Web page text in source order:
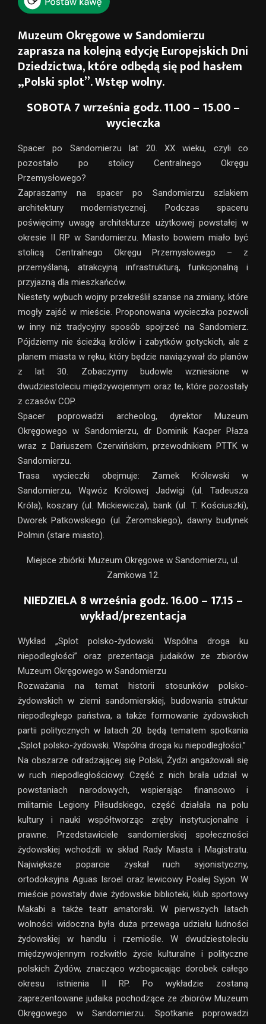
Muzeum Okręgowe w Sandomierzu
zaprasza na kolejną edycję Europejskich Dni
Dziedzictwa, które odbędą się pod hasłem
„Polski splot”. Wstęp wolny.
SOBOTA 7 września godz. 11.00 – 15.00 –
wycieczka
Spacer po Sandomierzu lat 20. XX wieku, czyli co
pozostało po stolicy Centralnego Okręgu
Przemysłowego?
Zapraszamy na spacer po Sandomierzu szlakiem
architektury modernistycznej. Podczas spaceru
poświęcimy uwagę architekturze użytkowej powstałej w
okresie II RP w Sandomierzu. Miasto bowiem miało być
stolicą Centralnego Okręgu Przemysłowego – z
przemyślaną, atrakcyjną infrastrukturą, funkcjonalną i
przyjazną dla mieszkańców.
Niestety wybuch wojny przekreślił szanse na zmiany, które
mogły zajść w mieście. Proponowana wycieczka pozwoli
w inny niż tradycyjny sposób spojrzeć na Sandomierz.
Pójdziemy nie ścieżką królów i zabytków gotyckich, ale z
planem miasta w ręku, który będzie nawiązywał do planów
z lat 30. Zobaczymy budowle wzniesione w
dwudziestoleciu międzywojennym oraz te, które pozostały
z czasów COP.
Spacer poprowadzi archeolog, dyrektor Muzeum
Okręgowego w Sandomierzu, dr Dominik Kacper Płaza
wraz z Dariuszem Czerwińskim, przewodnikiem PTTK w
Sandomierzu.
Trasa wycieczki obejmuje: Zamek Królewski w
Sandomierzu, Wąwóz Królowej Jadwigi (ul. Tadeusza
Króla), koszary (ul. Mickiewicza), bank (ul. T. Kościuszki),
Dworek Patkowskiego (ul. Żeromskiego), dawny budynek
Polmin (stare miasto).
Miejsce zbiórki: Muzeum Okręgowe w Sandomierzu, ul.
Zamkowa 12.
NIEDZIELA 8 września godz. 16.00 – 17.15 –
wykład/prezentacja
Wykład „Splot polsko-żydowski. Wspólna droga ku
niepodległości” oraz prezentacja judaików ze zbiorów
Muzeum Okręgowego w Sandomierzu
Rozważania na temat historii stosunków polsko-
żydowskich w ziemi sandomierskiej, budowania struktur
niepodległego państwa, a także formowanie żydowskich
partii politycznych w latach 20. będą tematem spotkania
„Splot polsko-żydowski. Wspólna droga ku niepodległości.”
Na obszarze odradzającej się Polski, Żydzi angażowali się
w ruch niepodległościowy. Część z nich brała udział w
powstaniach narodowych, wspierając finansowo i
militarnie Legiony Piłsudskiego, część działała na polu
kultury i nauki współtworząc zręby instytucjonalne i
prawne. Przedstawiciele sandomierskiej społeczności
żydowskiej wchodzili w skład Rady Miasta i Magistratu.
Największe poparcie zyskał ruch syjonistyczny,
ortodoksyjna Aguas Isroel oraz lewicowy Poalej Syjon. W
mieście powstały dwie żydowskie biblioteki, klub sportowy
Makabi a także teatr amatorski. W pierwszych latach
wolności widoczna była duża przewaga udziału ludności
żydowskiej w handlu i rzemiośle. W dwudziestoleciu
międzywojennym rozkwitło życie kulturalne i polityczne
polskich Żydów, znacząco wzbogacając dorobek całego
okresu istnienia II RP. Po wykładzie zostaną
zaprezentowane judaika pochodzące ze zbiorów Muzeum
Okręgowego w Sandomierzu. Spotkanie poprowadzi